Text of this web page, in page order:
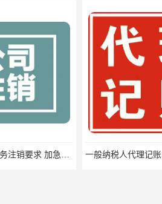
湘潭市岳塘区税务注销要求 加急办理